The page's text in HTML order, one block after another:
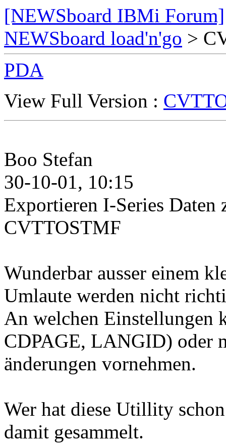
[NEWSboard IBMi Forum]
NEWSboard load'n'go >
PDA
View Full Version :
Boo Stefan
30-10-01, 10:15
Exportieren I-Series
CVTTOSTMF
Wunderbar ausser einem
Umlaute werden nicht
An welchen Einstellungen
CDPAGE, LANGID) oder
änderungen vornehmen.
Wer hat diese Utillity
damit gesammelt.